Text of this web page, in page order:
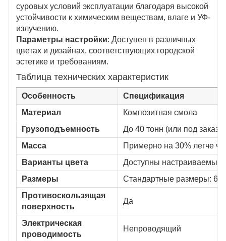
суровых условий эксплуатации благодаря высокой
устойчивости к химическим веществам, влаге и УФ-
излучению.
Параметры настройки: Доступен в различных
цветах и ​​дизайнах, соответствующих городской
эстетике и требованиям.
Таблица технических характеристик
Особенность
Спецификация
Материал
Композитная смола
Грузоподъемность
До 40 тонн (или под заказ)
Масса
Примерно на 30% легче
Варианты цвета
Доступны настраиваемые
Размеры
Стандартные размеры:
Противоскользящая
поверхность
Да
Электрическая
проводимость
Непроводящий